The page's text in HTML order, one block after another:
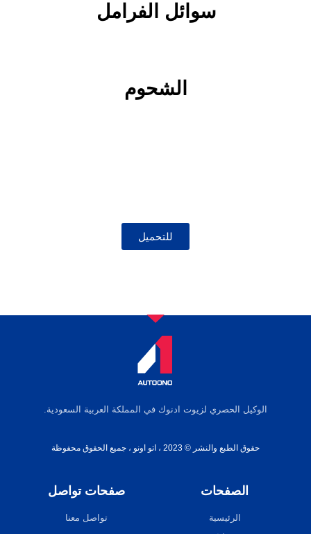
سوائل الفرامل
الشحوم
للتحميل
الوكيل الحصري لزيوت ادنوك في المملكة العربية السعودية.
حقوق الطبع والنشر © 2023 ، اتو اونو ، جميع الحقوق محفوظة
الصفحات
الرئيسية
صفحات تواصل
تواصل معنا